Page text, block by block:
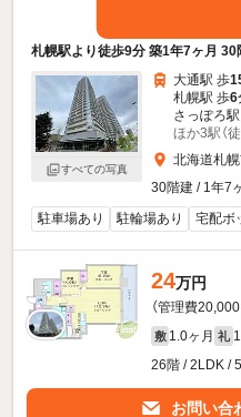
札幌駅より徒歩9分 築1年7ヶ月 30
すべての写真
大通駅 歩
札幌駅 歩6
さっぽろ
ほか3駅（
北海道札
30階建 / 1年7
駐車場あり
駐輪場あり 宅配ボ
24万円
（管理費20,000
敷 1.0ヶ月 礼
26階 / 2LDK /
お問い合